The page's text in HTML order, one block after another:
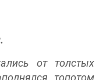
от толстых
топотом